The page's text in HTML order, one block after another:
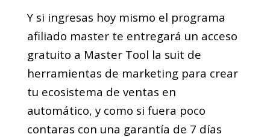
Y si ingresas hoy mismo el programa
afiliado master te entregará un acceso
gratuito a Master Tool la suit de
herramientas de marketing para crear
tu ecosistema de ventas en
automático, y como si fuera poco
contaras con una garantía de 7 días